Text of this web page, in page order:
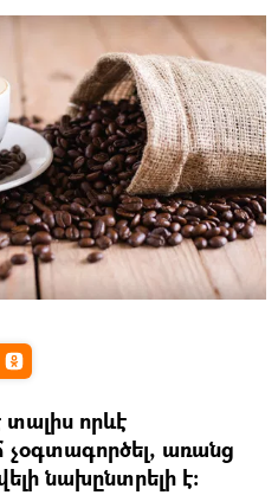
որևէ
չօգտագործել, առանց
նախընտրելի է։